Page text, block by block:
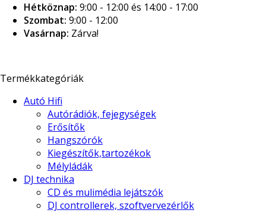
Hétköznap: 9:00 - 12:00 és 14:00 - 17:00
Szombat: 9:00 - 12:00
Vasárnap: Zárva!
Termékkategóriák
Autó Hifi
Autórádiók, fejegységek
Erősítők
Hangszórók
Kiegészítők,tartozékok
Mélyládák
DJ technika
CD és mulimédia lejátszók
DJ controllerek, szoftvervezérlők